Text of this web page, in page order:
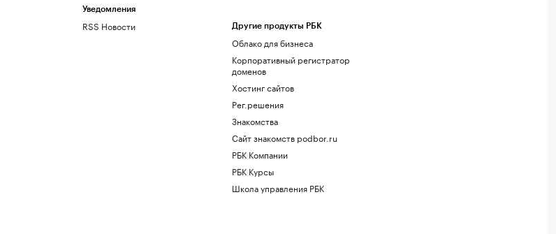
Уведомления
RSS Новости Другие продукты РБК
Облако для бизнеса
Корпоративный регистратор
доменов
Хостинг сайтов
Рег.решения
Знакомства
Сайт знакомств podbor.ru
РБК Компании
РБК Курсы
Школа управления РБК